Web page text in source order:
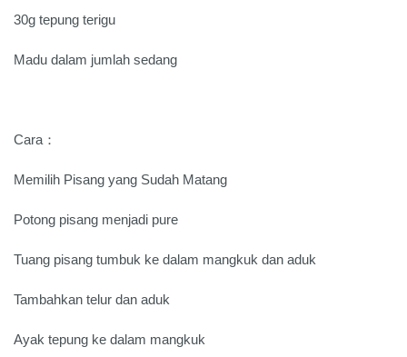
30g tepung terigu
Madu dalam jumlah sedang
Cara：
Memilih Pisang yang Sudah Matang
Potong pisang menjadi pure
Tuang pisang tumbuk ke dalam mangkuk dan aduk
Tambahkan telur dan aduk
Ayak tepung ke dalam mangkuk